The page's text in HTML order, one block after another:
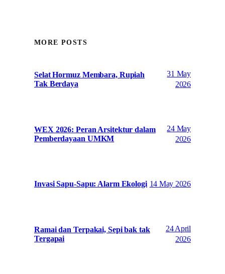
MORE POSTS
Selat Hormuz Membara, Rupiah
Tak Berdaya
31 May
2026
WEX 2026: Peran Arsitektur dalam
Pemberdayaan UMKM
24 May
2026
Invasi Sapu-Sapu: Alarm Ekologi 14 May 2026
Ramai dan Terpakai, Sepi bak tak
Tergapai
24 April
2026